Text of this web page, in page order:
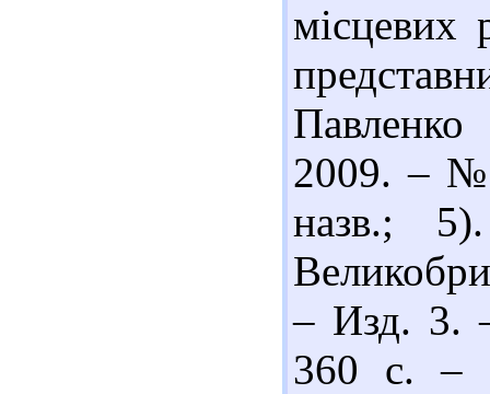
місцевих
Павленко
2009. – №
назв.;
– Изд. 3.
360 с. –